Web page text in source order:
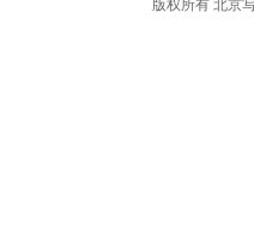
版权所有 北京